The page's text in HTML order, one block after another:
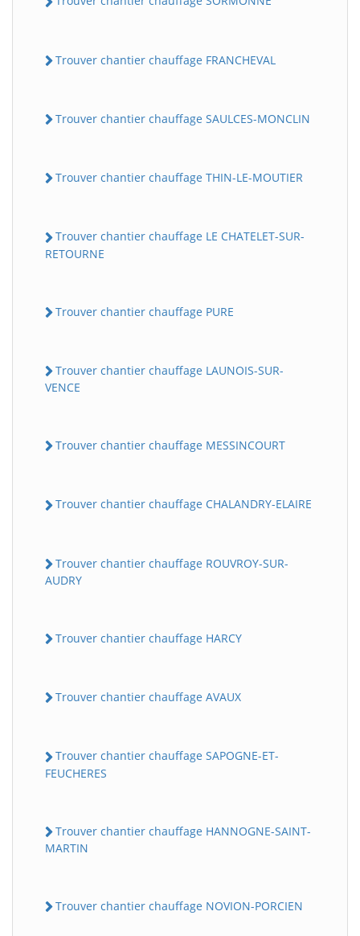
Trouver chantier chauffage FRANCHEVAL
Trouver chantier chauffage SAULCES-MONCLIN
Trouver chantier chauffage THIN-LE-MOUTIER
Trouver chantier chauffage LE CHATELET-SUR-
RETOURNE
Trouver chantier chauffage PURE
Trouver chantier chauffage LAUNOIS-SUR-
VENCE
Trouver chantier chauffage MESSINCOURT
Trouver chantier chauffage CHALANDRY-ELAIRE
Trouver chantier chauffage ROUVROY-SUR-
AUDRY
Trouver chantier chauffage HARCY
Trouver chantier chauffage AVAUX
Trouver chantier chauffage SAPOGNE-ET-
FEUCHERES
Trouver chantier chauffage HANNOGNE-SAINT-
MARTIN
Trouver chantier chauffage NOVION-PORCIEN